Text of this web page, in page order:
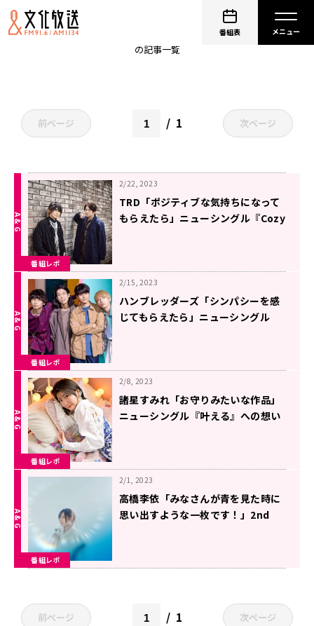
番組表
こむちゃゲストレポート
の記事一覧
前ページ 1 次ページ
番組レポ
2/22, 2023
TRD「ポジティブな気持ちになって
もらえたら」ニューシングル『Cozy
番組レポ
2/15, 2023
ハンブレッダーズ「シンパシーを感
じてもらえたら」ニューシングル
番組レポ
2/8, 2023
諸星すみれ「お守りみたいな作品」
ニューシングル『叶える』への想い
番組レポ
2/1, 2023
高橋李依「みなさんが青を見た時に
思い出すような一枚です！」2nd
前ページ 1 次ページ